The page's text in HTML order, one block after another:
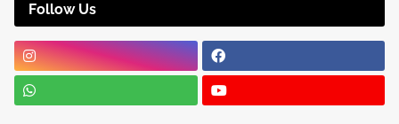
Follow Us